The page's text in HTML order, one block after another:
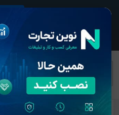
بانک اطلاعات مشاغل